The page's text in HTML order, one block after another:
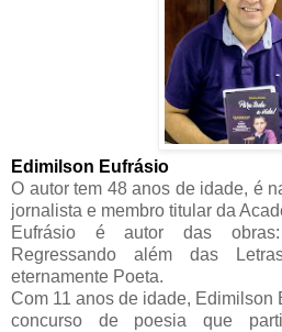
Edimilson Eufrásio
O autor tem 48 anos de idade, é
jornalista e membro titular da
Eufrásio é autor das
Regressando além das
eternamente Poeta.
Com 11 anos de idade, Edimilson
concurso de poesia que